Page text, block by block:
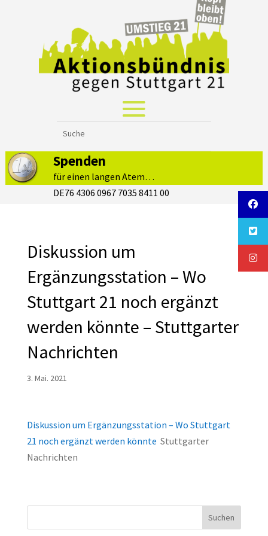
Spenden
für einen langen Atem…
DE76 4306 0967 7035 8411 00
Diskussion um
Ergänzungsstation – Wo
Stuttgart 21 noch ergänzt
werden könnte – Stuttgarter
Nachrichten
3. Mai. 2021
Diskussion um Ergänzungsstation – Wo Stuttgart
21 noch ergänzt werden könnte Stuttgarter
Nachrichten
Suchen